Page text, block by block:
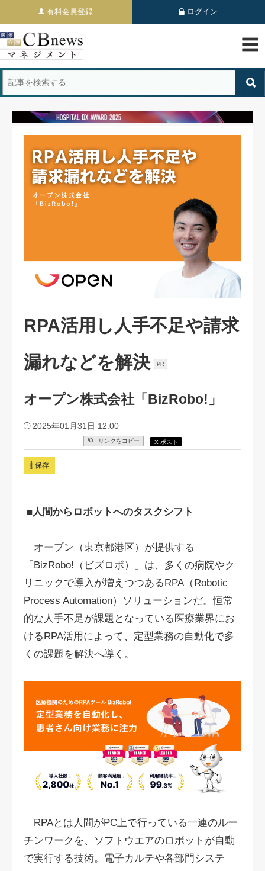
有料会員登録 ログイン
RPA活用し人手不足や請求
漏れなどを解決
PR
オープン株式会社「BizRobo!」
2025年01月31日 12:00
リンクをコピー X ポスト
保存
■人間からロボットへのタスクシフト
オープン（東京都港区）が提供する
「BizRobo!（ビズロボ）」は、多くの病院やク
リニックで導入が増えつつあるRPA（Robotic
Process Automation）ソリューションだ。恒常
的な人手不足が課題となっている医療業界にお
けるRPA活用によって、定型業務の自動化で多
くの課題を解決へ導く。
RPAとは人間がPC上で行っている一連のルー
チンワークを、ソフトウエアのロボットが自動
で実行する技術。電子カルテや各部門システ